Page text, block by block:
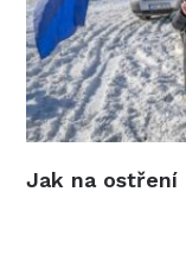
Jak na ostření